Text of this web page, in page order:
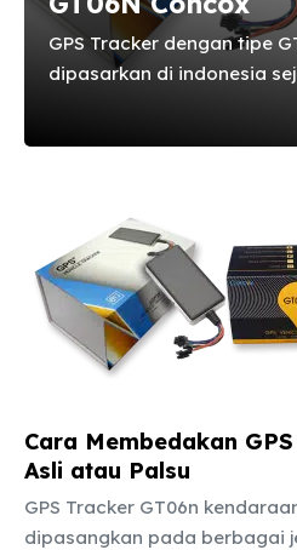
GPS Tracker dengan tipe
dipasarkan di indonesia
memakai software china.
membeli gps tracker gt06n
online / kaskus /
maupun beli bekas dari
anda bisa cara pakainya ?
hanya membeli ...
Cara Membedakan
Asli atau Palsu
GPS Tracker GT06n
dipasangkan pada berbagai